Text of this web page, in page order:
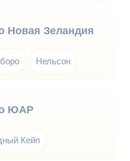
Новая Зеландия
Нельсон
ЮАР
Кейп